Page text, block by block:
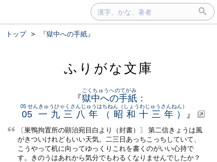
トップ > 『獄中への手紙』
ふりがな文庫
『獄中への手紙
ごくちゅうへのてがみ
：
05 一九三八年（昭和十三年）
05 せんきゅうひゃくさんじゅうはちねん（しょうわじゅうさんねん）
』
〔巣鴨拘置所の顕治宛目白より（封書）〕 第二信きょうは風
がきついけれどもいい天気。二三日あっちこっちしていて、
こうやって机に向ってゆっくりこれを書くのがいい心持で
す。きのうはあれから気分でもわるくなりませんでしたか？